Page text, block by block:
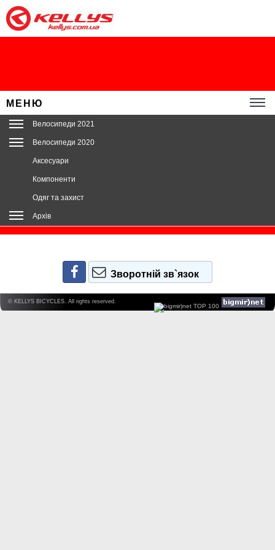
МЕНЮ
Велосипеди 2021
Велосипеди 2020
Аксесуари
Компоненти
Одяг та захист
Архів
Зворотній зв`язок
© KELLYS BICYCLES. All rights reserved.